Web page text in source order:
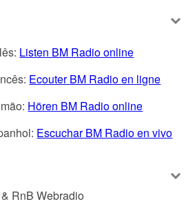
Listen BM Radio online
Ecouter BM Radio en ligne
Hören BM Radio online
Escuchar BM Radio en vivo
RnB Webradio